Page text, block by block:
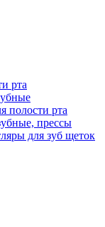
рта
полости рта
прессы
для зуб щеток